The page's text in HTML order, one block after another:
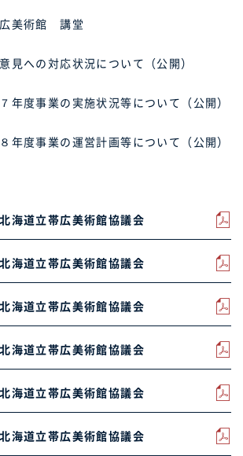
美術館 講堂
見への対応状況について（公開）
事業の実施状況等について（公開）
事業の運営計画等について（公開）
海道立帯広美術館協議会
海道立帯広美術館協議会
海道立帯広美術館協議会
海道立帯広美術館協議会
海道立帯広美術館協議会
海道立帯広美術館協議会